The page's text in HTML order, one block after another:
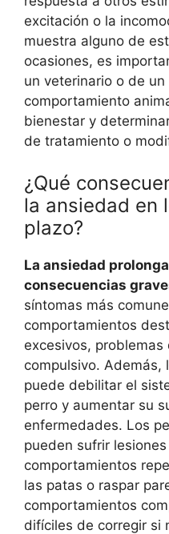
excitación o la
muestra alguno de
ocasiones, es
un veterinario o de
comportamiento
bienestar y
de tratamiento o
¿Qué
la ansiedad en
plazo?
La ansiedad
consecuencias
síntomas más
comportamientos
excesivos,
compulsivo. Además,
puede debilitar el
perro y aumentar su
enfermedades. Los
pueden sufrir
comportamientos
las patas o raspar
comportamientos
difíciles de corregir si